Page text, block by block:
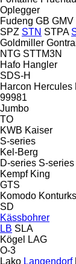
Oplegger
Fudeng GB GMV
SPZ STN STPA
Goldmiller
NTG STTM3N
Hafo Hangler
SDS-H
Harcon Hercules
99981
Jumbo
TO
KWB Kaiser
S-series
Kel-Berg
D-series S-series
Kempf King
GTS
Komodo
SD
Kässbohrer
LB SLA
Kögel
LAG
O-3
Lako Langendorf